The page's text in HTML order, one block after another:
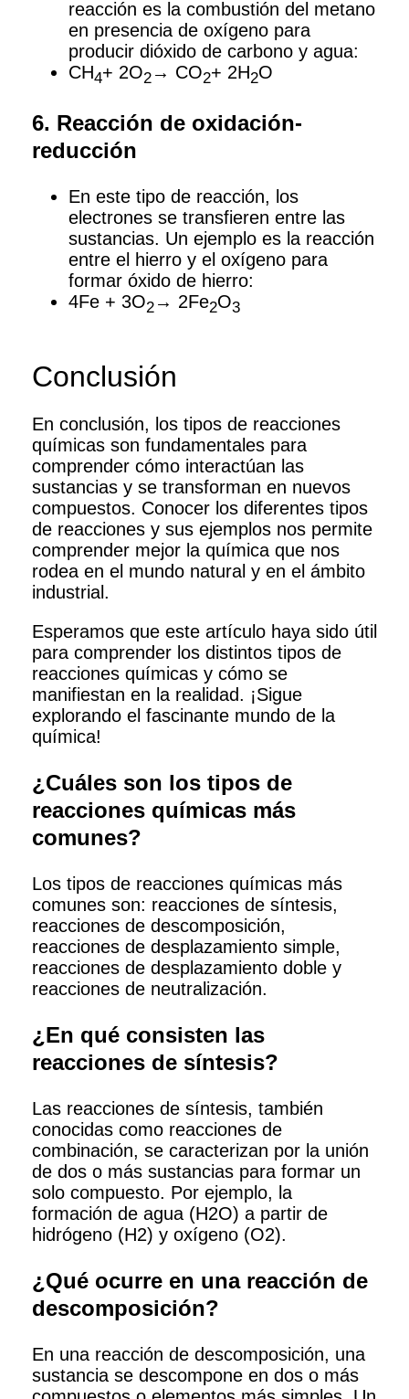
reacción es la combustión del metano
en presencia de oxígeno para
producir dióxido de carbono y agua:
CH4+ 2O2 → CO2+ 2H2O
6. Reacción de oxidación-
reducción
En este tipo de reacción, los
electrones se transfieren entre las
sustancias. Un ejemplo es la reacción
entre el hierro y el oxígeno para
formar óxido de hierro:
4Fe + 3O2 → 2Fe2O3
Conclusión
En conclusión, los tipos de reacciones
químicas son fundamentales para
comprender cómo interactúan las
sustancias y se transforman en nuevos
compuestos. Conocer los diferentes tipos
de reacciones y sus ejemplos nos permite
comprender mejor la química que nos
rodea en el mundo natural y en el ámbito
industrial.
Esperamos que este artículo haya sido útil
para comprender los distintos tipos de
reacciones químicas y cómo se
manifiestan en la realidad. ¡Sigue
explorando el fascinante mundo de la
química!
¿Cuáles son los tipos de
reacciones químicas más
comunes?
Los tipos de reacciones químicas más
comunes son: reacciones de síntesis,
reacciones de descomposición,
reacciones de desplazamiento simple,
reacciones de desplazamiento doble y
reacciones de neutralización.
¿En qué consisten las
reacciones de síntesis?
Las reacciones de síntesis, también
conocidas como reacciones de
combinación, se caracterizan por la unión
de dos o más sustancias para formar un
solo compuesto. Por ejemplo, la
formación de agua (H2O) a partir de
hidrógeno (H2) y oxígeno (O2).
¿Qué ocurre en una reacción de
descomposición?
En una reacción de descomposición, una
sustancia se descompone en dos o más